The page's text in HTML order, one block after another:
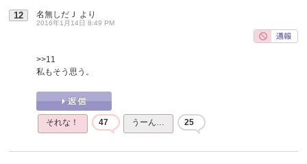
12 名無しだＪ より
2016年1月14日 8:49 PM
>>11
私もそう思う。
それな！ 47 うーん… 25